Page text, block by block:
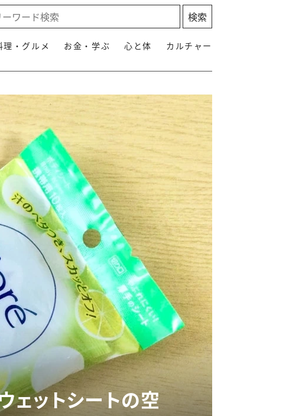
理・グルメ お金・学ぶ 心と体 カルチャー
ェットシートの空